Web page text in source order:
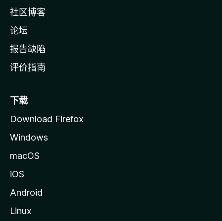
社区博客
论坛
报告缺陷
评价指南
下载
Download Firefox
Windows
macOS
iOS
Android
Linux